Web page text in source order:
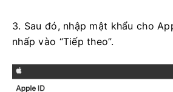
3. Sau đó, nhập mật khẩu cho
nhấp vào “Tiếp theo”.